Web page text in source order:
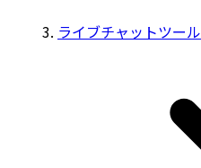
ライブチャットツール